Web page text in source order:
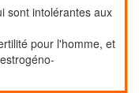
sont intolérantes aux
pour l'homme, et